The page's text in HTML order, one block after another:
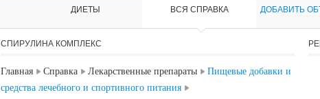
ДИЕТЫ ВCЯ СПРАВКА ДОБАВИТЬ
СПИРУЛИНА КОМПЛЕКС
Главная Справка Лекарственные препараты
Пищевые добавки и
средства лечебного и спортивного питания